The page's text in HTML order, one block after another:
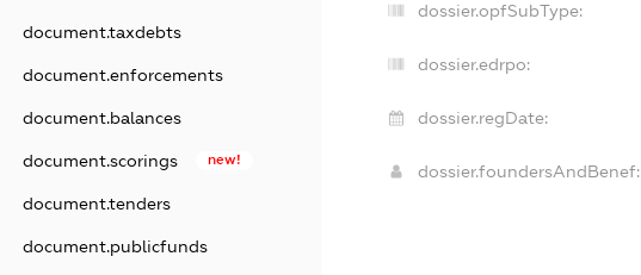
document.taxdebts
document.enforcements
document.balances
document.scorings new!
document.tenders
document.publicfunds
dossier.opfSubType:
dossier.edrpo:
dossier.regDate:
dossier.foundersAndBenef: